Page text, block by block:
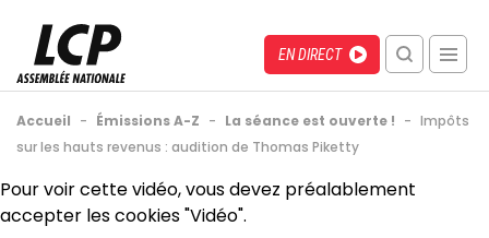
contenu
principal
Menu
recherche
mobile
Direct
EN DIRECT
Fil
d'Ariane
Accueil - Émissions A-Z - La séance est ouverte ! - Impôts
sur les hauts revenus : audition de Thomas Piketty
Back
to
Pour voir cette vidéo, vous devez préalablement
accepter les cookies "Vidéo".